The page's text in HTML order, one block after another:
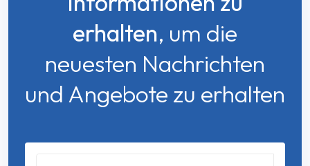
erhalten, um die
neuesten Nachrichten
und Angebote zu erhalten